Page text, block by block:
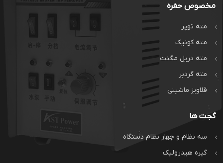
مخصوص حفره
مته توپر
مته کونیک
مته دریل مگنت
مته گردبر
قلاویز ماشینی
گجت ها
سه نظام و چهار نظام دستگاه
گیره هیدرولیک